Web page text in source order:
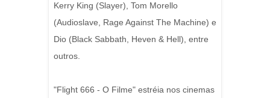
Kerry King (Slayer), Tom Morello
(Audioslave, Rage Against The Machine) e
Dio (Black Sabbath, Heven & Hell), entre
outros.
"Flight 666 - O Filme" estréia nos cinemas